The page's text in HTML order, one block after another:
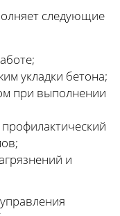
следующие
укладки бетона;
при выполнении
и